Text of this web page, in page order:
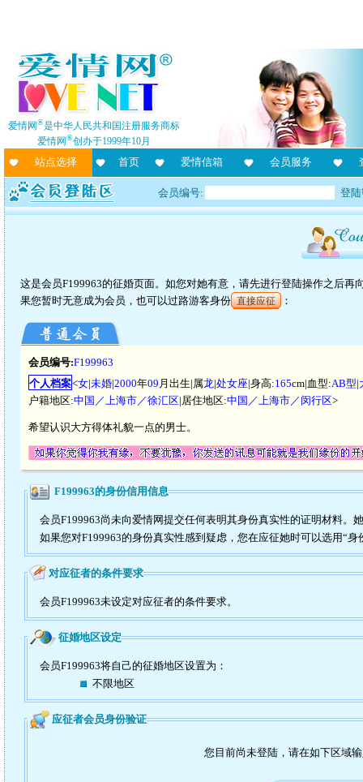
爱情网®是中华人民共和国注册服务商标
爱情网®创办于1999年10月
站点选择 首页 爱情信箱 会员服务
会员编号: 登
这是会员F199963的征婚页面。如您对她有意，请先进行登陆操作之后
果您暂时无意成为会员，也可以过路游客身份 直接应征 ：
会员编号:F199963
个人档案<女|未婚|2000年09 月出生|属龙|处女座|身高:165cm|血型:AB型|
户籍地区:中国／上海市／徐汇区|居住地区:中国／上海市／闵行区>
希望认识大方得体礼貌一点的男士。
F199963的身份信用信息
会员F199963尚未向爱情网提交任何表明其身份真实性的证明材料。
如果您对F199963的身份真实性感到疑虑，您在应征她时可以选用“身
对应征者的条件要求
会员F199963未设定对应征者的条件要求。
征婚地区设定
会员F199963将自己的征婚地区设置为：
不限地区
应征者会员身份验证
您目前尚未登陆，请在如下区域